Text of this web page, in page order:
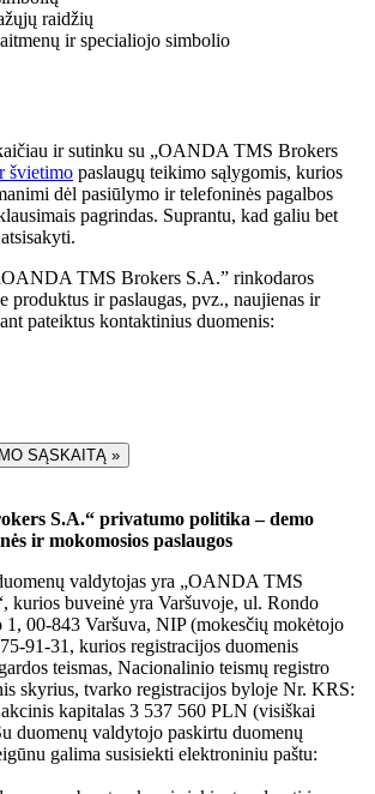
raidžių
ir specialiojo simbolio
ir sutinku su „OANDA TMS Brokers
švietimo paslaugų teikimo sąlygomis, kurios
dėl pasiūlymo ir telefoninės pagalbos
pagrindas. Suprantu, kad galiu bet
TMS Brokers S.A.” rinkodaros
produktus ir paslaugas, pvz., naujienas ir
pateiktus kontaktinius duomenis:
SĄSKAITĄ »
S.A.“ privatumo politika – demo
ir mokomosios paslaugos
valdytojas yra „OANDA TMS
kurios buveinė yra Varšuvoje, ul. Rondo
1, 00-843 Varšuva, NIP (mokesčių mokėtojo
91-31, kurios registracijos duomenis
teismas, Nacionalinio teismų registro
skyrius, tvarko registracijos byloje Nr. KRS:
kapitalas 3 537 560 PLN (visiškai
duomenų valdytojo paskirtu duomenų
galima susisiekti elektroniniu paštu: